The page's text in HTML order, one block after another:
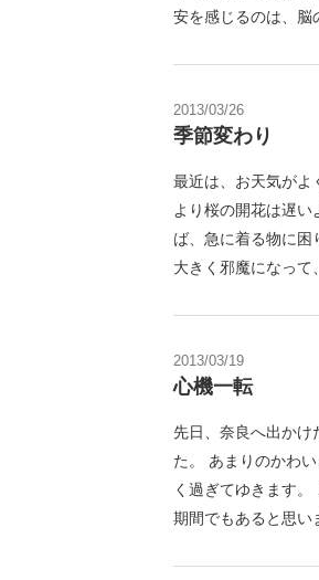
安を感じるのは、
2013/03/26
季節変わり
最近は、お天気がよ
より桜の開花は遅
ば、急に着る物に
大きく邪魔になっ
2013/03/19
心機一転
先日、奈良へ出かけ
た。 あまりのかわ
く過ぎてゆきます
期間でもあると思